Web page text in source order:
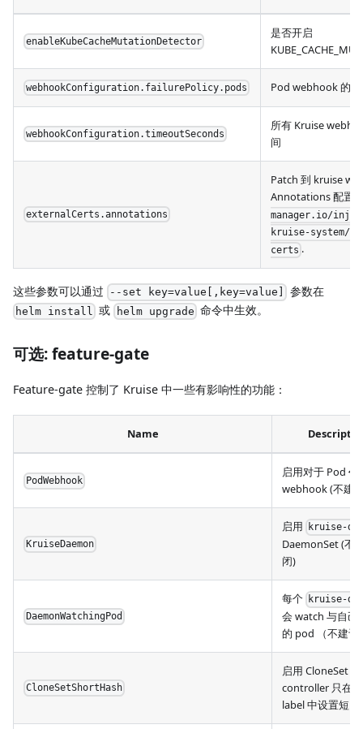
enableKubeCacheMutationDetector
是否开启
webhookConfiguration.failurePolicy.pods Pod webhook 的
webhookConfiguration.timeoutSeconds
所有 Kruise
间
externalCerts.annotations
Patch 到 kruise
Annotations 配置
manager.io/
kruise-system/
certs .
这些参数可以通过 --set key=value[,key=value] 参数在
helm install 或 helm upgrade 命令中生效。
可选: feature-gate
Feature-gate 控制了 Kruise 中一些有影响性的功能：
Name
PodWebhook
启用对于 Pod 创
webhook (不建
KruiseDaemon
启用 kruise-
DaemonSet (不
闭)
DaemonWatchingPod
每个 kruise-
会 watch 与自己
的 pod （不建议
CloneSetShortHash
启用 CloneSet
controller 只在
label 中设置短